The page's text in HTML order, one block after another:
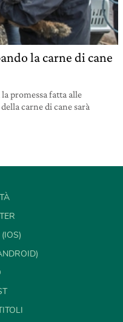
la carne di cane
promessa fatta alle
carne di cane sarà